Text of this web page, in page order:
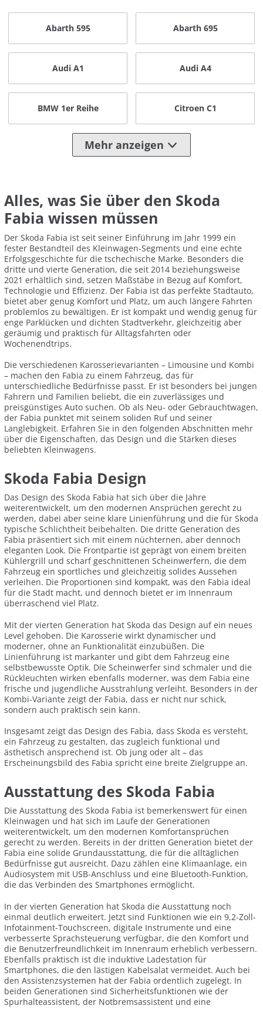
Abarth 595 Abarth 695
Audi A1 Audi A4
BMW 1er Reihe Citroen C1
Mehr anzeigen
Alles, was Sie über den Skoda
Fabia wissen müssen
Der Skoda Fabia ist seit seiner Einführung im Jahr 1999 ein
fester Bestandteil des Kleinwagen-Segments und eine echte
Erfolgsgeschichte für die tschechische Marke. Besonders die
dritte und vierte Generation, die seit 2014 beziehungsweise
2021 erhältlich sind, setzen Maßstäbe in Bezug auf Komfort,
Technologie und Effizienz. Der Fabia ist das perfekte Stadtauto,
bietet aber genug Komfort und Platz, um auch längere Fahrten
problemlos zu bewältigen. Er ist kompakt und wendig genug für
enge Parklücken und dichten Stadtverkehr, gleichzeitig aber
geräumig und praktisch für Alltagsfahrten oder
Wochenendtrips.
Die verschiedenen Karosserievarianten – Limousine und Kombi
– machen den Fabia zu einem Fahrzeug, das für
unterschiedliche Bedürfnisse passt. Er ist besonders bei jungen
Fahrern und Familien beliebt, die ein zuverlässiges und
preisgünstiges Auto suchen. Ob als Neu- oder Gebrauchtwagen,
der Fabia punktet mit seinem soliden Ruf und seiner
Langlebigkeit. Erfahren Sie in den folgenden Abschnitten mehr
über die Eigenschaften, das Design und die Stärken dieses
beliebten Kleinwagens.
Skoda Fabia Design
Das Design des Skoda Fabia hat sich über die Jahre
weiterentwickelt, um den modernen Ansprüchen gerecht zu
werden, dabei aber seine klare Linienführung und die für Skoda
typische Schlichtheit beibehalten. Die dritte Generation des
Fabia präsentiert sich mit einem nüchternen, aber dennoch
eleganten Look. Die Frontpartie ist geprägt von einem breiten
Kühlergrill und scharf geschnittenen Scheinwerfern, die dem
Fahrzeug ein sportliches und gleichzeitig solides Aussehen
verleihen. Die Proportionen sind kompakt, was den Fabia ideal
für die Stadt macht, und dennoch bietet er im Innenraum
überraschend viel Platz.
Mit der vierten Generation hat Skoda das Design auf ein neues
Level gehoben. Die Karosserie wirkt dynamischer und
moderner, ohne an Funktionalität einzubüßen. Die
Linienführung ist markanter und gibt dem Fahrzeug eine
selbstbewusste Optik. Die Scheinwerfer sind schmaler und die
Rückleuchten wirken ebenfalls moderner, was dem Fabia eine
frische und jugendliche Ausstrahlung verleiht. Besonders in der
Kombi-Variante zeigt der Fabia, dass er nicht nur schick,
sondern auch praktisch sein kann.
Insgesamt zeigt das Design des Fabia, dass Skoda es versteht,
ein Fahrzeug zu gestalten, das zugleich funktional und
ästhetisch ansprechend ist. Ob jung oder alt – das
Erscheinungsbild des Fabia spricht eine breite Zielgruppe an.
Ausstattung des Skoda Fabia
Die Ausstattung des Skoda Fabia ist bemerkenswert für einen
Kleinwagen und hat sich im Laufe der Generationen
weiterentwickelt, um den modernen Komfortansprüchen
gerecht zu werden. Bereits in der dritten Generation bietet der
Fabia eine solide Grundausstattung, die für die alltäglichen
Bedürfnisse gut ausreicht. Dazu zählen eine Klimaanlage, ein
Audiosystem mit USB-Anschluss und eine Bluetooth-Funktion,
die das Verbinden des Smartphones ermöglicht.
In der vierten Generation hat Skoda die Ausstattung noch
einmal deutlich erweitert. Jetzt sind Funktionen wie ein 9,2-Zoll-
Infotainment-Touchscreen, digitale Instrumente und eine
verbesserte Sprachsteuerung verfügbar, die den Komfort und
die Benutzerfreundlichkeit im Innenraum erheblich verbessern.
Ebenfalls praktisch ist die induktive Ladestation für
Smartphones, die den lästigen Kabelsalat vermeidet. Auch bei
den Assistenzsystemen hat der Fabia ordentlich zugelegt. In
beiden Generationen sind Sicherheitsfunktionen wie der
Spurhalteassistent, der Notbremsassistent und eine